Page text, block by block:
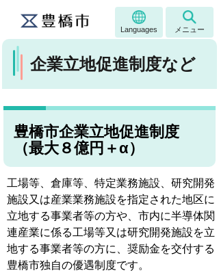
Languages メニュー
企業立地促進制度など
豊橋市企業立地促進制度
（最大８億円＋α）
工場等、倉庫等、特定業務施設、研究開発
施設又は産業業務施設を指定された地区に
立地する事業者等の方や、市内に半導体関
連産業に係る工場等又は研究開発施設を立
地する事業者等の方に、奨励金を交付する
豊橋市独自の優遇制度です。